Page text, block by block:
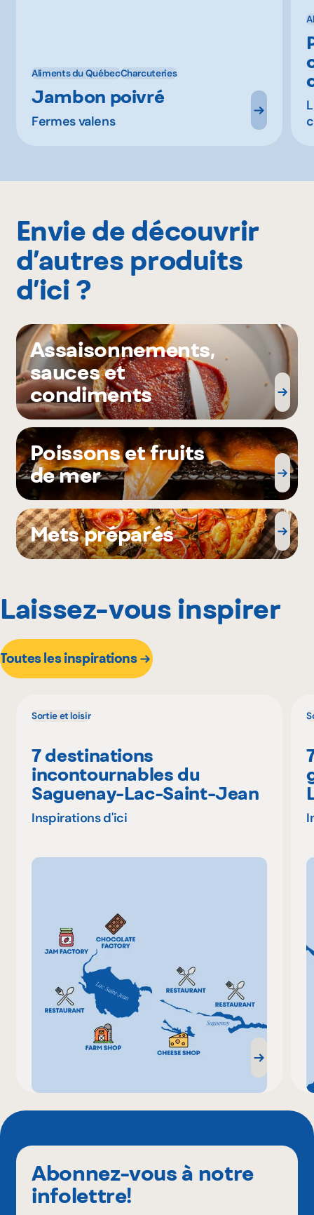
Aliments du QuébecCharcuteries
Jambon poivré
Fermes valens
Envie de découvrir
d’autres produits
d’ici ?
Assaisonnements,
sauces et
condiments
Poissons et fruits
de mer
Mets préparés
Laissez-vous inspirer
Toutes les inspirations
Sortie et loisir
7 destinations
incontournables du
Saguenay-Lac-Saint-Jean
Inspirations d'ici
Abonnez-vous à notre
infolettre!